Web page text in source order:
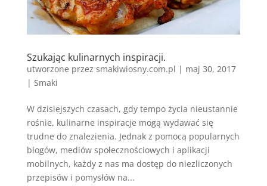
Szukając kulinarnych inspiracji.
utworzone przez smakiwiosny.com.pl | maj 30, 2017
| Smaki
W dzisiejszych czasach, gdy tempo życia nieustannie
rośnie, kulinarne inspiracje mogą wydawać się
trudne do znalezienia. Jednak z pomocą popularnych
blogów, mediów społecznościowych i aplikacji
mobilnych, każdy z nas ma dostęp do niezliczonych
przepisów i pomysłów na...